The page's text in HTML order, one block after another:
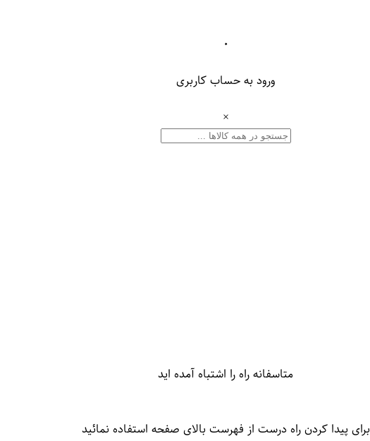
۰
ورود به حساب کاربری
×
متاسفانه راه را اشتباه آمده اید
برای پیدا کردن راه درست از فهرست بالای صفحه استفاده نمائید